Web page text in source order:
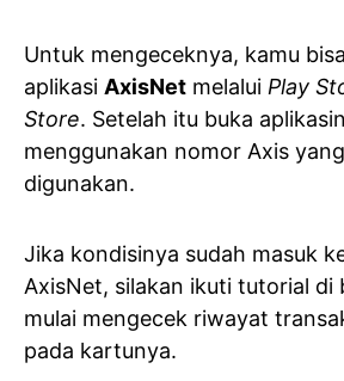
Untuk mengeceknya, kamu
aplikasi AxisNet melalui Play
Store. Setelah itu buka
menggunakan nomor Axis
digunakan.
Jika kondisinya sudah masuk
AxisNet, silakan ikuti tutorial di
mulai mengecek riwayat
pada kartunya.